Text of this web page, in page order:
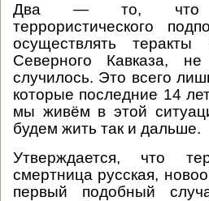
Два — то, что
террористического
осуществлять
Северного Кавказа,
случилось. Это всего
которые последние 14
мы живём в этой
будем жить так и дальше.
Утверждается, что
смертница русская,
первый подобный